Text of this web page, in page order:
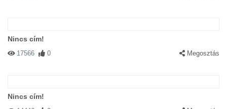
Nincs cím!
17566 0 Megosztás
Nincs cím!